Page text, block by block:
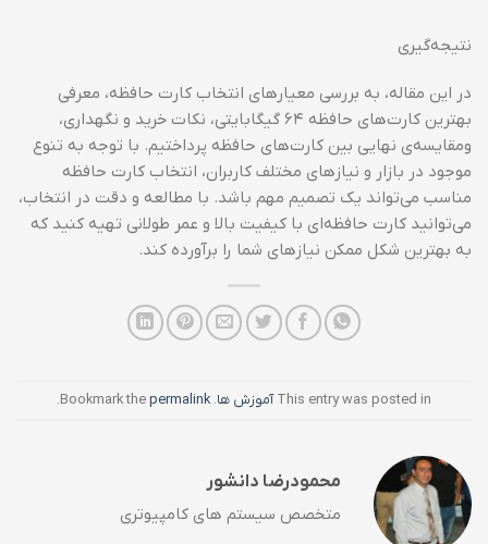
نتیجه‌گیری
در این مقاله، به بررسی معیارهای انتخاب کارت حافظه، معرفی
بهترین کارت‌های حافظه ۶۴ گیگابایتی، نکات خرید و نگهداری،
ومقایسه‌ی نهایی بین کارت‌های حافظه پرداختیم. با توجه به تنوع
موجود در بازار و نیازهای مختلف کاربران، انتخاب کارت حافظه
مناسب می‌تواند یک تصمیم مهم باشد. با مطالعه و دقت در انتخاب،
می‌توانید کارت حافظه‌ای با کیفیت بالا و عمر طولانی تهیه کنید که
به بهترین شکل ممکن نیازهای شما را برآورده کند.
This entry was posted in آموزش ها. Bookmark the
permalink
.
محمودرضا دانشور
متخصص سیستم های کامپیوتری